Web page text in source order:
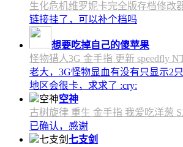
生化危机维罗妮卡完全版存档修改
链接挂了，可以补个档吗
想要吃掉自己的傻苹果
怪物猎人3G 金手指 更新 speedfly
老大，3G怪物显血有没有只显示2
地区会很卡，求求了 :cry:
空神
古树旋律 重生 金手指 我爱吃洋葱
已确认，感谢
七支剑